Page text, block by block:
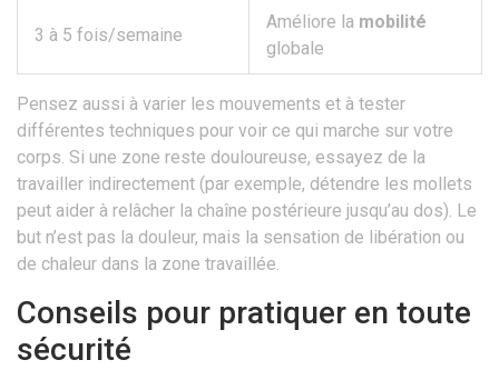
3 à 5 fois/semaine
Améliore la mobilité
globale
Pensez aussi à varier les mouvements et à tester
différentes techniques pour voir ce qui marche sur votre
corps. Si une zone reste douloureuse, essayez de la
travailler indirectement (par exemple, détendre les mollets
peut aider à relâcher la chaîne postérieure jusqu’au dos). Le
but n’est pas la douleur, mais la sensation de libération ou
de chaleur dans la zone travaillée.
Conseils pour pratiquer en toute
sécurité